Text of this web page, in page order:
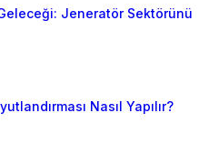
Jeneratör Sektörünü
Nasıl Yapılır?